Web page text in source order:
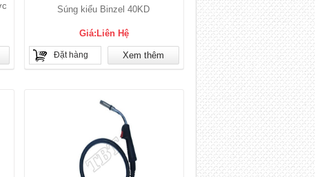
Súng kiểu Binzel 40KD
Giá:Liên Hệ
Đặt hàng Xem thêm